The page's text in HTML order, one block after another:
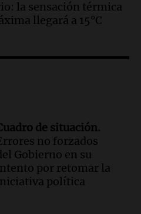
en Argentina
de trigo y cebada
país
en Córdoba:
se unen contra
económicos
la sensación térmica
llegará a 15°C
de situación.
no forzados
Gobierno en su
por retomar la
política